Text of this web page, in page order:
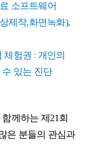
소프트웨어
제작,화면녹화),
체험권 : 개인의
있는 진단
함께하는 제21회
은 분들의 관심과